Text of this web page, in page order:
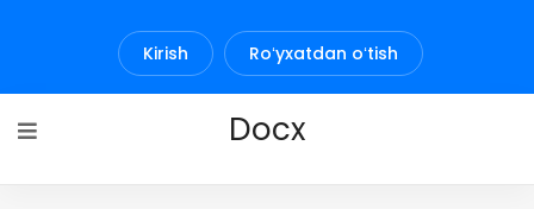
Kirish Roʻyxatdan oʻtish
Docx